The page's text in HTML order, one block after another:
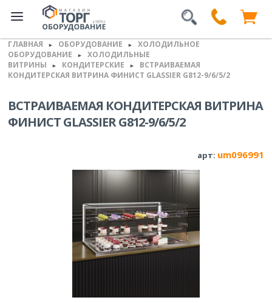
ГЛАВНАЯ ► ОБОРУДОВАНИЕ ►
ХОЛОДИЛЬНОЕ
ОБОРУДОВАНИЕ
►
ХОЛОДИЛЬНЫЕ
ВИТРИНЫ
► КОНДИТЕРСКИЕ ►
ВСТРАИВАЕМАЯ
КОНДИТЕРСКАЯ ВИТРИНА ФИНИСТ GLASSIER G812-9/6/5/2
ВСТРАИВАЕМАЯ КОНДИТЕРСКАЯ ВИТРИНА
ФИНИСТ GLASSIER G812-9/6/5/2
арт: um096991